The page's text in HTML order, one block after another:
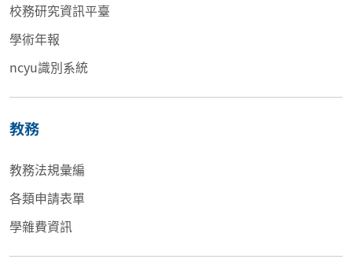
校務研究資訊平臺
學術年報
ncyu識別系統
教務
教務法規彙編
各類申請表單
學雜費資訊